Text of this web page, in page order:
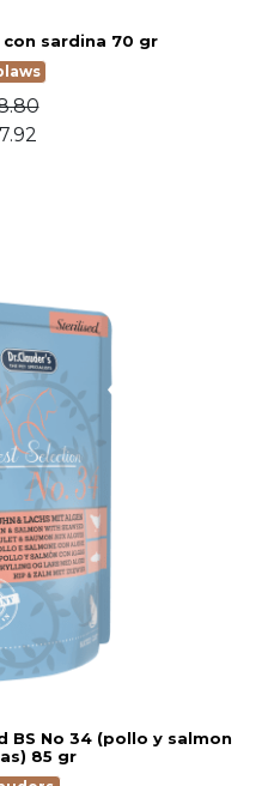
sardina 70 gr
BS No 34 (pollo y salmon
85 gr